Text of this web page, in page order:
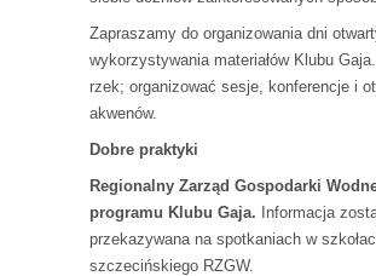
Zapraszamy do organizowania dni
wykorzystywania materiałów Klubu
rzek; organizować sesje, konferencje i
akwenów.
Dobre praktyki
Regionalny Zarząd Gospodarki
programu Klubu Gaja.
Informacja
przekazywana na spotkaniach w
szczecińskiego RZGW.